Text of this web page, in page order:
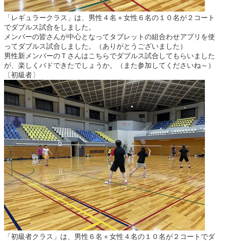
「レギュラークラス」は、男性４名＋女性６名の１０名が２コート
でダブルス試合をしました。
メンバーの皆さんが中心となってタブレットの組合わせアプリを使
ってダブルス試合しました。（ありがとうございました）
男性新メンバーのＴさんはこちらでダブルス試合してもらいました
が、楽しくバドできたでしょうか。（また参加してくださいね～）
〔初級者〕
「初級者クラス」は、男性６名＋女性４名の１０名が２コートでダ